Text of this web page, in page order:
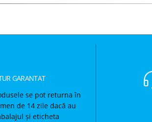
GARANTAT
se pot returna în
de 14 zile dacă au
și eticheta